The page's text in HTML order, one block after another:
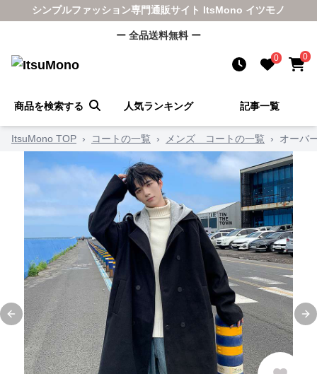
シンプルファッション専門通販サイト ItsMono イツモノ
ー 全品送料無料 ー
0 0
商品を検索する 人気ランキング 記事一覧
ItsuMono TOP › コートの一覧 › メンズ コートの一覧 › オーバ
Previous slide